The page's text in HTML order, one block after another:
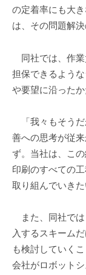
の定着率にも大
は、その問題解
同社では、作業
担保できるよう
や要望に沿った
「我々もそうだ
善への思考が従
ず。当社は、こ
印刷のすべての
取り組んでいきた
また、同社では
入するスキーム
も検討していく
会社がロボット